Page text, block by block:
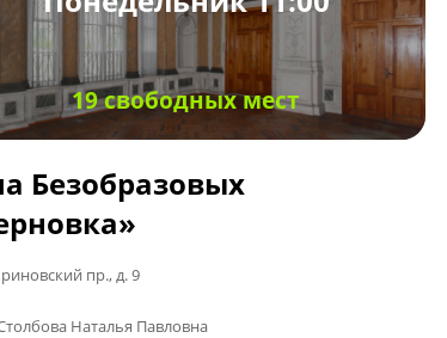
19 свободных мест
Безобразовых
пр., д. 9
Наталья Павловна